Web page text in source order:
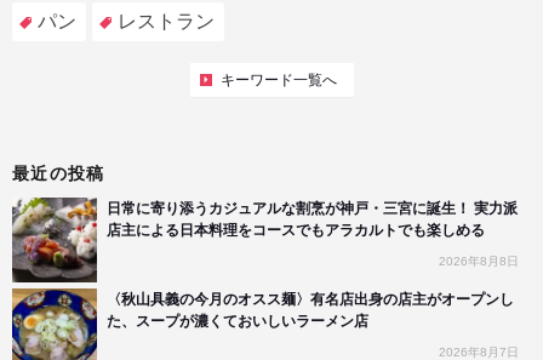
パン レストラン
キーワード一覧へ
最近の投稿
日常に寄り添うカジュアルな割烹が神戸・三宮に誕生！ 実力派
店主による日本料理をコースでもアラカルトでも楽しめる
2026年8月8日
〈秋山具義の今月のオスス麺〉有名店出身の店主がオープンし
た、スープが濃くておいしいラーメン店
2026年8月7日